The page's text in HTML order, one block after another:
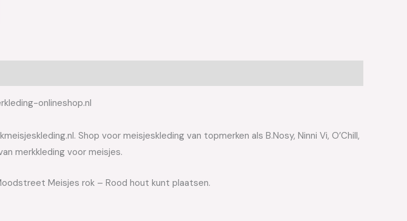
onlineshop.nl
Shop voor meisjeskleding van topmerken als B.Nosy, Ninni Vi, O’Chill,
merkkleding voor meisjes.
Meisjes rok – Rood hout kunt plaatsen.